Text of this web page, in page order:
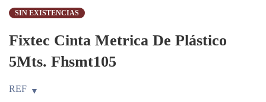
SIN EXISTENCIAS
Fixtec Cinta Metrica De Plástico
5Mts. Fhsmt105
REF